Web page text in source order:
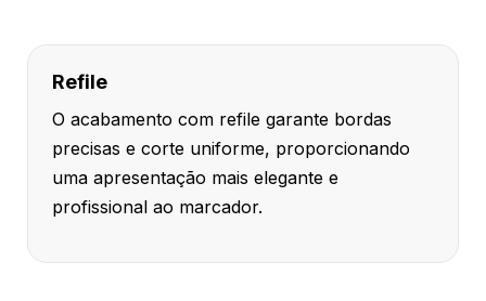
Refile
O acabamento com refile garante bordas
precisas e corte uniforme, proporcionando
uma apresentação mais elegante e
profissional ao marcador.